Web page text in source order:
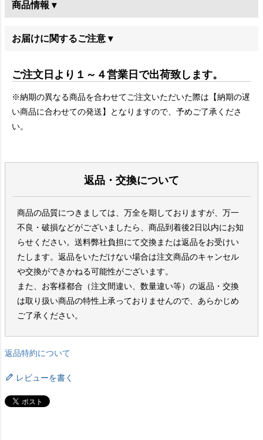
商品情報 ▾
お届けに関するご注意 ▾
ご注文日より１～４営業日で出荷致します。
※納期の異なる商品を合わせてご注文いただいた際は【納期の遅
い商品に合わせての発送】となりますので、予めご了承くださ
い。
返品・交換について
商品の品質につきましては、万全を期しておりますが、万一
不良・破損などがございましたら、商品到着後2日以内にお知
らせください。送料弊社負担にて交換または返品をお受けい
たします。返品をいただけない場合は注文商品のキャンセル
や交換ができかねる可能性がございます。
また、お客様都合（注文間違い、数量違い等）の返品・交換
は取り扱い商品の特性上承っておりませんので、あらかじめ
ご了承ください。
返品特約について
レビューを書く